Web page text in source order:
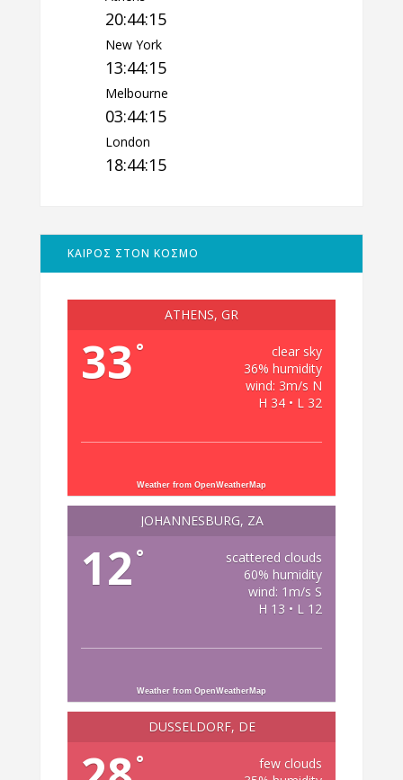
20:44:16
New York
13:44:16
Melbourne
03:44:16
London
18:44:16
ΚΑΙΡΟΣ ΣΤΟΝ ΚΟΣΜΟ
ATHENS, GR
33 °
clear sky
36% humidity
wind: 3m/s N
H 34 • L 32
Weather from OpenWeatherMap
JOHANNESBURG, ZA
12 °
scattered clouds
60% humidity
wind: 1m/s S
H 13 • L 12
Weather from OpenWeatherMap
DÜSSELDORF, DE
°
few clouds